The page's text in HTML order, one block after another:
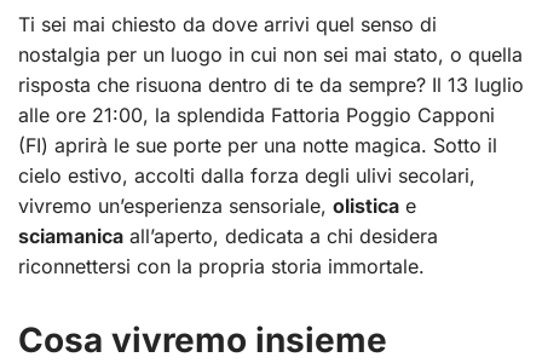
Ti sei mai chiesto da dove arrivi quel senso di
nostalgia per un luogo in cui non sei mai stato, o quella
risposta che risuona dentro di te da sempre? Il 13 luglio
alle ore 21:00, la splendida Fattoria Poggio Capponi
(FI) aprirà le sue porte per una notte magica. Sotto il
cielo estivo, accolti dalla forza degli ulivi secolari,
vivremo un’esperienza sensoriale, olistica e
sciamanica all’aperto, dedicata a chi desidera
riconnettersi con la propria storia immortale.
Cosa vivremo insieme